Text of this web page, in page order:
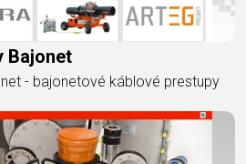
Bajonet
- bajonetové káblové prestupy